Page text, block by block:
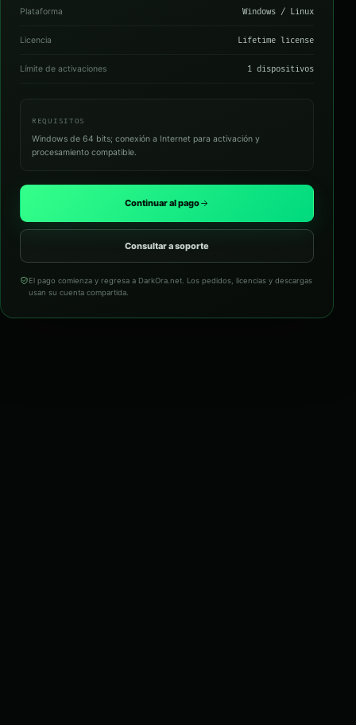
Plataforma Windows / Linux
Licencia Lifetime license
Límite de activaciones 1 dispositivos
REQUISITOS
Windows de 64 bits; conexión a Internet para activación y
procesamiento compatible.
Continuar al pago
Consultar a soporte
El pago comienza y regresa a DarkOra.net. Los pedidos, licencias y descargas
usan su cuenta compartida.